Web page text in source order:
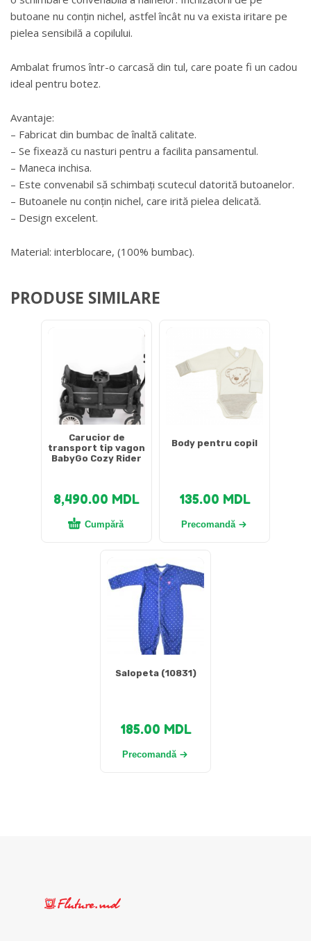
butoane nu conțin nichel, astfel încât nu va exista iritare pe
pielea sensibilă a copilului.
Ambalat frumos într-o carcasă din tul, care poate fi un cadou
ideal pentru botez.
Avantaje:
– Fabricat din bumbac de înaltă calitate.
– Se fixează cu nasturi pentru a facilita pansamentul.
– Maneca inchisa.
– Este convenabil să schimbați scutecul datorită butoanelor.
– Butoanele nu conțin nichel, care irită pielea delicată.
– Design excelent.
Material: interblocare, (100% bumbac).
PRODUSE SIMILARE
Carucior de
transport tip vagon
BabyGo Cozy Rider
8,490.00 MDL
Cumpără
Body pentru copil
135.00 MDL
Precomandă
Salopeta (10831)
185.00 MDL
Precomandă